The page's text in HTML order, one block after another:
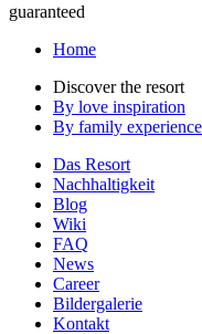
guaranteed
Home
Discover the resort
By love inspiration
By family experience
Das Resort
Nachhaltigkeit
Blog
Wiki
FAQ
News
Career
Bildergalerie
Kontakt